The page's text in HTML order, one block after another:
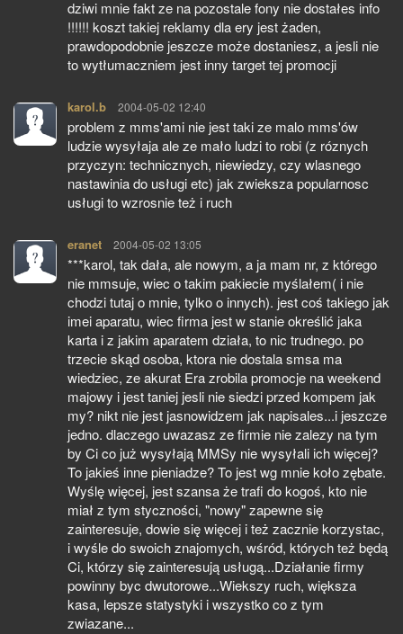
dziwi mnie fakt ze na pozostale fony nie dostałes info
!!!!!! koszt takiej reklamy dla ery jest żaden,
prawdopodobnie jeszcze może dostaniesz, a jesli nie
to wytłumaczniem jest inny target tej promocji
karol.b pisze:
2004-05-02 12:40
problem z mms'ami nie jest taki ze malo mms'ów
ludzie wysyłaja ale ze mało ludzi to robi (z róznych
przyczyn: technicznych, niewiedzy, czy wlasnego
nastawinia do usługi etc) jak zwieksza popularnosc
usługi to wzrosnie też i ruch
eranet pisze:
2004-05-02 13:05
***karol, tak dała, ale nowym, a ja mam nr, z którego
nie mmsuje, wiec o takim pakiecie myślałem( i nie
chodzi tutaj o mnie, tylko o innych). jest coś takiego jak
imei aparatu, wiec firma jest w stanie określić jaka
karta i z jakim aparatem działa, to nic trudnego. po
trzecie skąd osoba, ktora nie dostala smsa ma
wiedziec, ze akurat Era zrobila promocje na weekend
majowy i jest taniej jesli nie siedzi przed kompem jak
my? nikt nie jest jasnowidzem jak napisales...i jeszcze
jedno. dlaczego uwazasz ze firmie nie zalezy na tym
by Ci co już wysyłają MMSy nie wysyłali ich więcej?
To jakieś inne pieniadze? To jest wg mnie koło zębate.
Wyślę więcej, jest szansa że trafi do kogoś, kto nie
miał z tym styczności, "nowy" zapewne się
zainteresuje, dowie się więcej i też zacznie korzystac,
i wyśle do swoich znajomych, wśród, których też będą
Ci, którzy się zainteresują usługą...Działanie firmy
powinny byc dwutorowe...Wiekszy ruch, większa
kasa, lepsze statystyki i wszystko co z tym
zwiazane...